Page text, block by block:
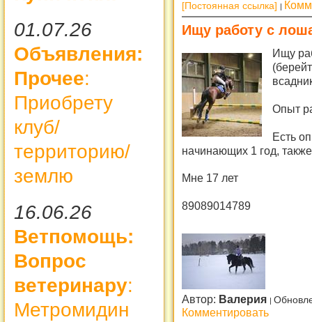
01.07.26
Объявления:
Прочее:
Приобрету
клуб/
территорию/
землю
16.06.26
Ветпомощь:
Вопрос
ветеринару:
Метромидин
[Постоянная ссылка]
Ищу работу с
Ищу
Опыт
Есть
начинающих 1 год,
Мне 17 лет
89089014789
Автор: Валерия
Комментировать